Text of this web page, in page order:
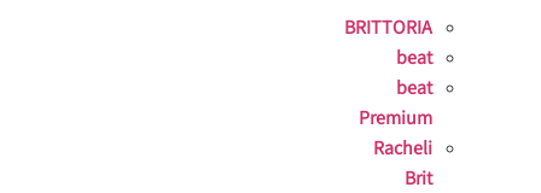
BRITTORIA
beat
beat
Premium
Racheli
Brit